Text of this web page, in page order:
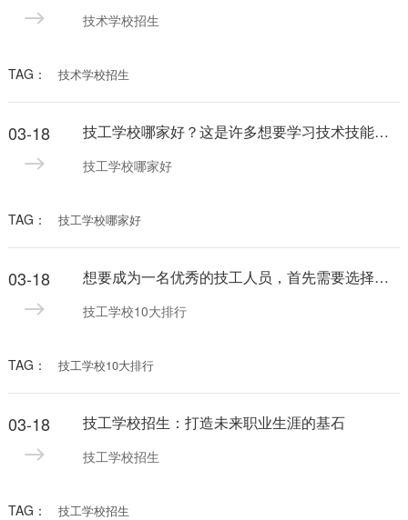
技术学校招生
TAG： 技术学校招生
03-18 技工学校哪家好？这是许多想要学习技术技能的人常常会问的一个问题。在选择技工学校时，很多人会考虑学校的地理位置、教学质量、师资力量等因素。为了帮助大家更好地选择技工学校，下面我们就来看看技工学校选择的几个关键因素。
技工学校哪家好
TAG： 技工学校哪家好
03-18 想要成为一名优秀的技工人员，首先需要选择一所优秀的技工学校进行系统的学习和培训。技工学校10大排行为您提供了选择的方向，下面就让我们一起来看看这些顶级技工学校吧！
技工学校10大排行
TAG： 技工学校10大排行
03-18 技工学校招生：打造未来职业生涯的基石
技工学校招生
TAG： 技工学校招生